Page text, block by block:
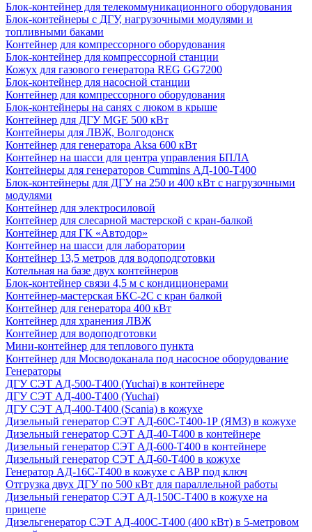
Блок-контейнер для телекоммуникационного оборудования
Блок-контейнеры с ДГУ, нагрузочными модулями и
топливными баками
Контейнер для компрессорного оборудования
Блок-контейнер для компрессорной станции
Кожух для газового генератора REG GG7200
Блок-контейнер для насосной станции
Контейнер для компрессорного оборудования
Блок-контейнеры на санях с люком в крыше
Контейнер для ДГУ MGE 500 кВт
Контейнеры для ЛВЖ, Волгодонск
Контейнер для генератора Aksa 600 кВт
Контейнер на шасси для центра управления БПЛА
Контейнеры для генераторов Cummins АД-100-Т400
Блок-контейнеры для ДГУ на 250 и 400 кВт с нагрузочными
модулями
Контейнер для электросиловой
Контейнер для слесарной мастерской с кран-балкой
Контейнер для ГК «Автодор»
Контейнер на шасси для лаборатории
Контейнер 13,5 метров для водоподготовки
Котельная на базе двух контейнеров
Блок-контейнер связи 4,5 м с кондиционерами
Контейнер-мастерская БКС-2С с кран балкой
Контейнер для генератора 400 кВт
Контейнер для хранения ЛВЖ
Контейнер для водоподготовки
Мини-контейнер для теплового пункта
Контейнер для Мосводоканала под насосное оборудование
Генераторы
ДГУ СЭТ АД-500-Т400 (Yuchai) в контейнере
ДГУ СЭТ АД-400-Т400 (Yuchai)
ДГУ СЭТ АД-400-Т400 (Scania) в кожухе
Дизельный генератор СЭТ АД-60С-Т400-1Р (ЯМЗ) в кожухе
Дизельный генератор СЭТ АД-40-Т400 в контейнере
Дизельный генератор СЭТ АД-600-Т400 в контейнере
Дизельный генератор СЭТ АД-60-Т400 в кожухе
Генератор АД-16С-Т400 в кожухе с АВР под ключ
Отгрузка двух ДГУ по 500 кВт для параллельной работы
Дизельный генератор СЭТ АД-150С-Т400 в кожухе на
прицепе
Дизельгенератор СЭТ АД-400С-Т400 (400 кВт) в 5-метровом